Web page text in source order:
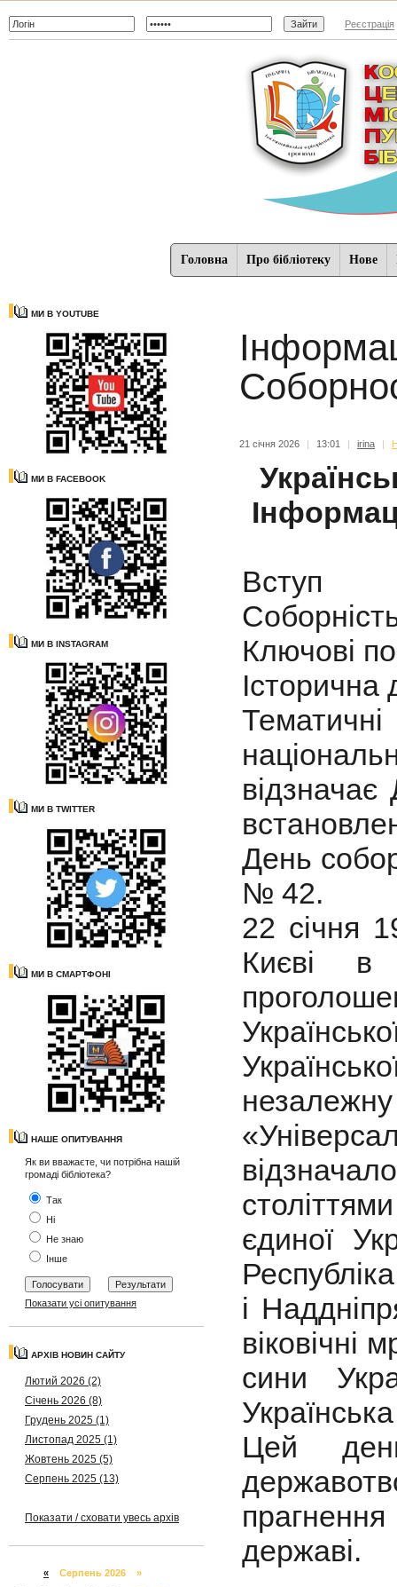
Реєстрація
Головна Про бібліотеку Нове
МИ В YOUTUBE
МИ В FACEBOOK
МИ В INSTAGRAM
МИ В TWITTER
МИ В СМАРТФОНІ
НАШЕ ОПИТУВАННЯ
Як ви вважаєте, чи потрібна нашій
громаді бібліотека?
Так
Ні
Не знаю
Інше
Показати усі опитування
АРХІВ НОВИН САЙТУ
Лютий 2026 (2)
Січень 2026 (8)
Грудень 2025 (1)
Листопад 2025 (1)
Жовтень 2025 (5)
Серпень 2025 (13)
Показати / сховати увесь архів
« Серпень 2026 »
21 січня 2026 | 13:01 | irina |
Вступ
Ключові
Історична
День
№ 42.
22 січня
Києві в
єдиної
і
віковічні
сини
Цей
прагнення
державі.